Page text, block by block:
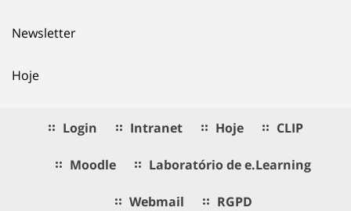
Newsletter
Hoje
Login Intranet Hoje CLIP
Moodle Laboratório de e.Learning
Webmail RGPD